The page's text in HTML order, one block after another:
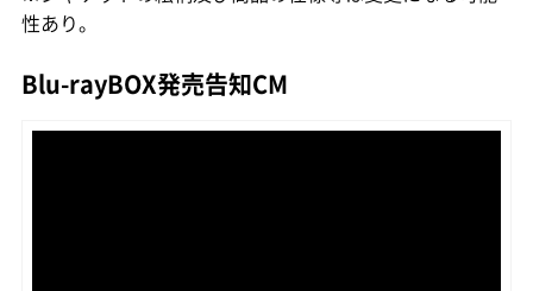
性あり。
Blu-rayBOX発売告知CM